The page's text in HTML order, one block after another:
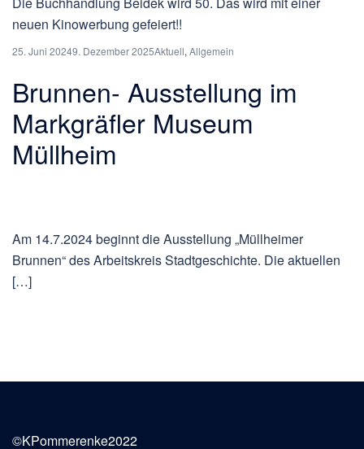
neuen Kinowerbung gefeiert!!
25. Juni 20249. Dezember 2025Aktuell, Allgemein
Brunnen- Ausstellung im
Markgräfler Museum
Müllheim
Am 14.7.2024 beginnt die Ausstellung „Müllheimer
Brunnen“ des Arbeitskreis Stadtgeschichte. Die aktuellen
[…]
©KPommerenke2022